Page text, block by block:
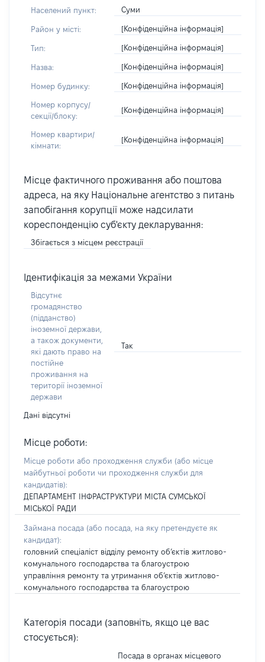
Населений пункт: Суми
Район у місті: [Конфіденційна інформація]
Тип: [Конфіденційна інформація]
Назва: [Конфіденційна інформація]
Номер будинку: [Конфіденційна інформація]
Номер корпусу/
секції/блоку:
[Конфіденційна інформація]
Номер квартири/
кімнати:
[Конфіденційна інформація]
Місце фактичного проживання або поштова
адреса, на яку Національне агентство з питань
запобігання корупції може надсилати
кореспонденцію суб'єкту декларування:
Збігається з місцем реєстрації
Ідентифікація за межами України
Відсутнє
громадянство
(підданство)
іноземної держави,
а також документи,
які дають право на
постійне
проживання на
території іноземної
держави
Так
Дані відсутні
Місце роботи:
Місце роботи або проходження служби (або місце
майбутньої роботи чи проходження служби для
кандидатів):
ДЕПАРТАМЕНТ ІНФРАСТРУКТУРИ МІСТА СУМСЬКОЇ
МІСЬКОЇ РАДИ
Займана посада (або посада, на яку претендуєте як
кандидат):
головний спеціаліст відділу ремонту об’єктів житлово-
комунального господарства та благоустрою
управління ремонту та утримання об’єктів житлово-
комунального господарства та благоустрою
Категорія посади (заповніть, якщо це вас
стосується):
Посада в органах місцевого